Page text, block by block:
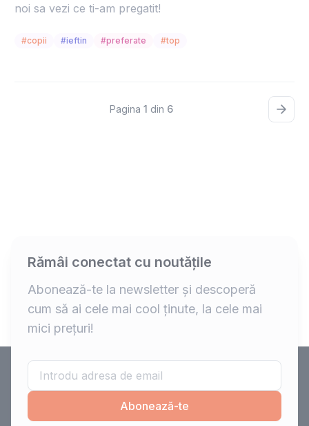
noi sa vezi ce ti-am pregatit!
#copii #ieftin #preferate #top
Pagina 1 din 6
Rămâi conectat cu noutățile
Abonează-te la newsletter și descoperă
cum să ai cele mai cool ținute, la cele mai
mici prețuri!
Abonează-te